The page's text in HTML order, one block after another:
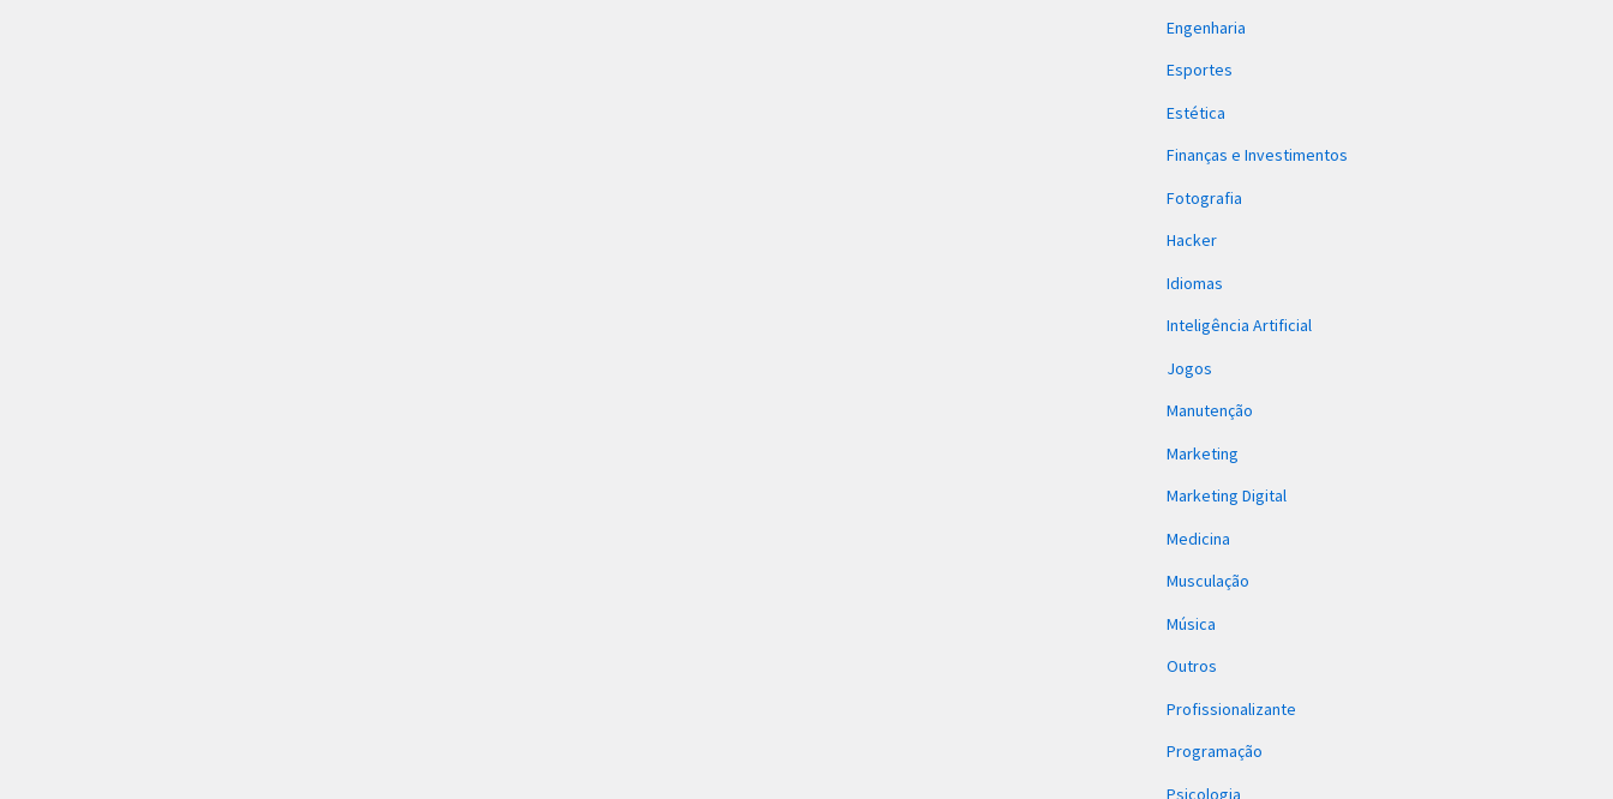
Engenharia
Esportes
Estética
Finanças e Investimentos
Fotografia
Hacker
Idiomas
Inteligência Artificial
Jogos
Manutenção
Marketing
Marketing Digital
Medicina
Musculação
Música
Outros
Profissionalizante
Programação
Psicologia